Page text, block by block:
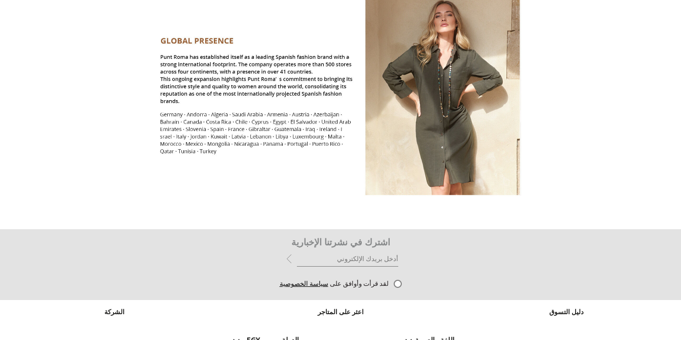
اشترك في نشرتنا الإخبارية
لقد قرأت وأوافق على سياسة الخصوصية
دليل التسوق اعثر على المتاجر الشركة